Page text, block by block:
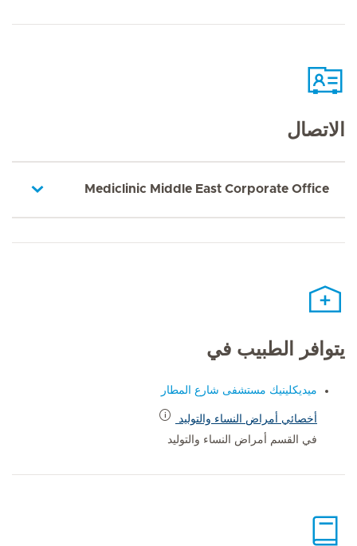
الاتصال
Mediclinic Middle East Corporate Office
يتوافر الطبيب في
ميديكلينيك مستشفى شارع المطار
أخصائي أمراض النساء والتوليد
في القسم أمراض النساء والتوليد